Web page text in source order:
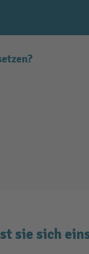
sie sich